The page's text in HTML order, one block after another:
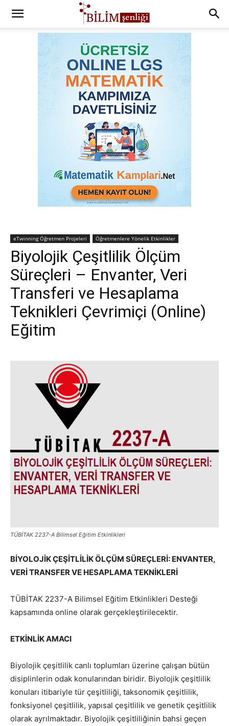
eTwinning Öğretmen Projeleri Öğretmenlere Yönelik Etkinlikler
Biyolojik Çeşitlilik Ölçüm
Süreçleri – Envanter, Veri
Transferi ve Hesaplama
Teknikleri Çevrimiçi (Online)
Eğitim
TÜBİTAK 2237-A Bilimsel Eğitim Etkinlikleri
BİYOLOJİK ÇEŞİTLİLİK ÖLÇÜM SÜREÇLERİ: ENVANTER,
VERİ TRANSFER VE HESAPLAMA TEKNİKLERİ
TÜBİTAK 2237-A Bilimsel Eğitim Etkinlikleri Desteği
kapsamında online olarak gerçekleştirilecektir.
ETKİNLİK AMACI
Biyolojik çeşitlilik canlı toplumları üzerine çalışan bütün
disiplinlerin odak konularından biridir. Biyolojik çeşitlilik
konuları itibariyle tür çeşitliliği, taksonomik çeşitlilik,
fonksiyonel çeşitlilik, yapısal çeşitlilik ve genetik çeşitlilik
olarak ayrılmaktadır. Biyolojik çeşitliliğinin bahsi geçen